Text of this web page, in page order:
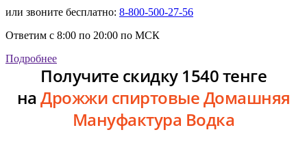
или звоните бесплатно: 8-800-500-27-56
Ответим с 8:00 по 20:00 по МСК
Подробнее
Получите скидку 1540 тенге
на Дрожжи спиртовые Домашняя
Мануфактура Водка